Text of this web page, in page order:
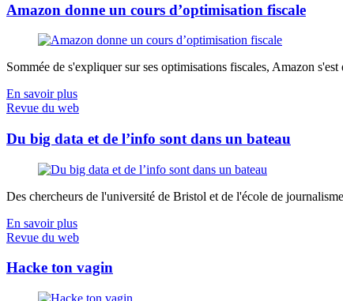
Amazon donne un cours d’optimisation fiscale
Sommée de s'expliquer sur ses optimisations fiscales, Amazon
En savoir plus
Revue du web
Du big data et de l’info sont dans un bateau
Des chercheurs de l'université de Bristol et de l'école de
En savoir plus
Revue du web
Hacke ton vagin